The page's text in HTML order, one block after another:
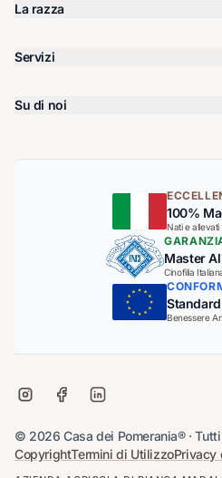
La razza
Servizi
Su di noi
100%
Nati e allevati
Master
Cinofilia
Benessere
© 2026 Casa dei Pomerania® ·
CopyrightTermini di UtilizzoPrivacy